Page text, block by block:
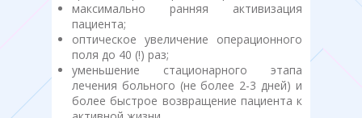
максимально ранняя активизация
пациента;
оптическое увеличение операционного
поля до 40 (!) раз;
уменьшение стационарного этапа
лечения больного (не более 2-3 дней) и
более быстрое возвращение пациента к